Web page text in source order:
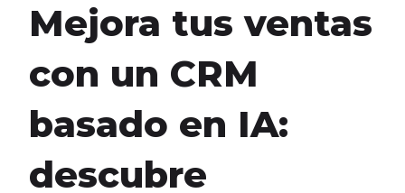
Mejora tus ventas
con un CRM
basado en IA:
descubre